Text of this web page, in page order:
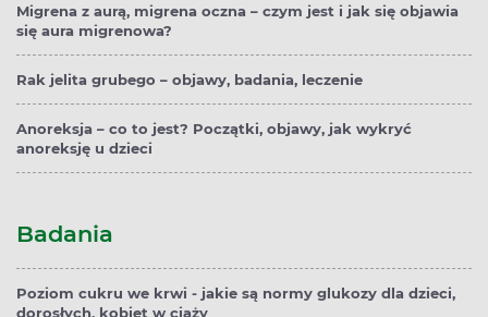
Migrena z aurą, migrena oczna – czym jest i jak się objawia
się aura migrenowa?
Rak jelita grubego – objawy, badania, leczenie
Anoreksja – co to jest? Początki, objawy, jak wykryć
anoreksję u dzieci
Badania
Poziom cukru we krwi - jakie są normy glukozy dla dzieci,
dorosłych, kobiet w ciąży